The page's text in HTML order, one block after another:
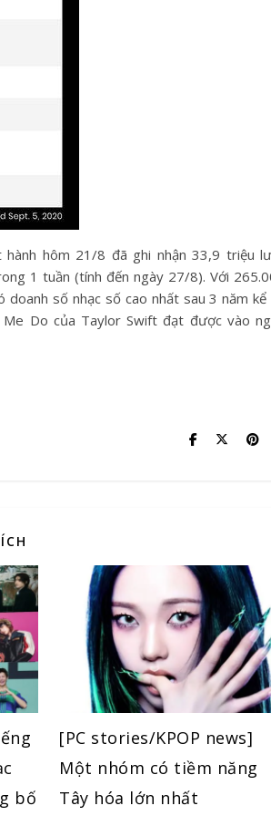
hành hôm 21/8 đã ghi nhận 33,9 triệu
1 tuần (tính đến ngày 27/8). Với
số nhạc số cao nhất sau 3 năm
Do của Taylor Swift đạt được vào
bố
[PC stories/KPOP news]
Một nhóm có tiềm năng
Tây hóa lớn nhất